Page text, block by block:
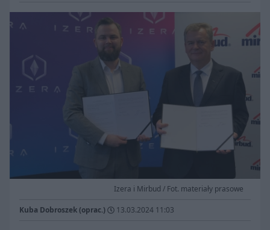
Izera i Mirbud / Fot. materiały prasowe
Kuba Dobroszek (oprac.) 13.03.2024 11:03